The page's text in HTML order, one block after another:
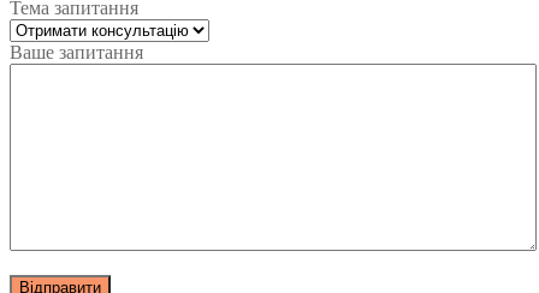
Тема запитання
Ваше запитання